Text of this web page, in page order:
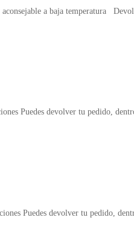
a baja temperatura
Puedes devolver tu pedido,
Puedes devolver tu pedido,